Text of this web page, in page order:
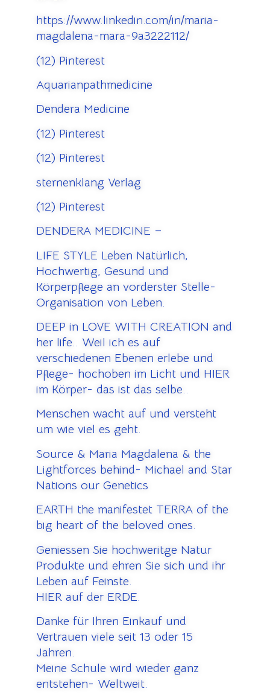
https://www.linkedin.com/in/maria-
magdalena-mara-9a3222112/
(12) Pinterest
Aquarianpathmedicine
Dendera Medicine
(12) Pinterest
(12) Pinterest
sternenklang Verlag
(12) Pinterest
DENDERA MEDICINE –
LIFE STYLE Leben Natürlich,
Hochwertig, Gesund und
Körperpflege an vorderster Stelle-
Organisation von Leben.
DEEP in LOVE WITH CREATION and
her life.. Weil ich es auf
verschiedenen Ebenen erlebe und
Pflege- hochoben im Licht und HIER
im Körper- das ist das selbe..
Menschen wacht auf und versteht
um wie viel es geht.
Source & Maria Magdalena & the
Lightforces behind- Michael and Star
Nations our Genetics
EARTH the manifestet TERRA of the
big heart of the beloved ones.
Geniessen Sie hochweritge Natur
Produkte und ehren Sie sich und ihr
Leben auf Feinste.
HIER auf der ERDE.
Danke für Ihren Einkauf und
Vertrauen viele seit 13 oder 15
Jahren.
Meine Schule wird wieder ganz
entstehen- Weltweit.